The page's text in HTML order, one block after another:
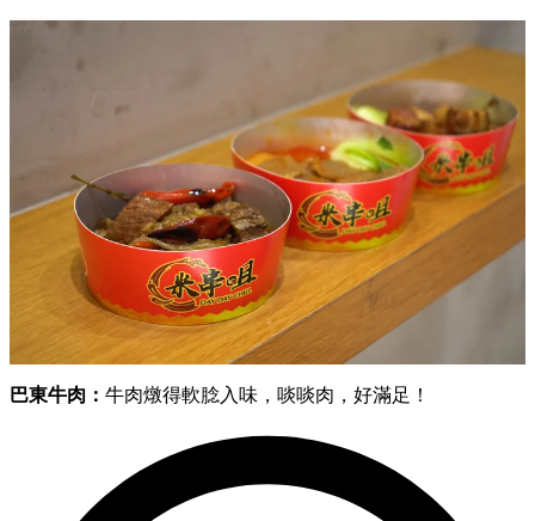
巴東牛肉： 牛肉燉得軟腍入味，啖啖肉，好滿足！